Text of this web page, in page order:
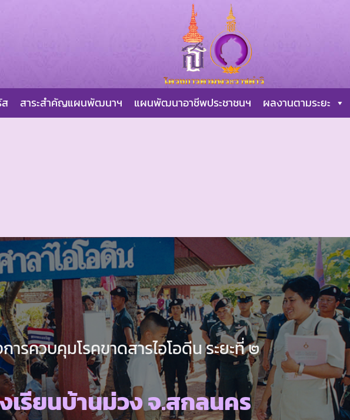
สาระสำคัญแผนพัฒนาฯ แผนพัฒนาอาชีพประชาชนฯ ผลงานตามระยะ
ารควบคุมโรคขาดสารไอโอดีน ระยะที่ ๒
เรียนบ้านม่วง จ.สกลนคร